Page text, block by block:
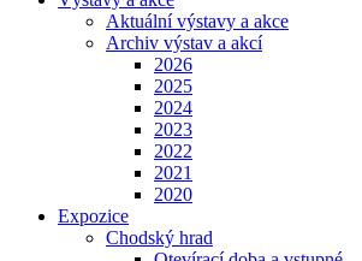
Aktuální výstavy a akce
Archiv výstav a akcí
2026
2025
2024
2023
2022
2021
2020
Expozice
Chodský hrad